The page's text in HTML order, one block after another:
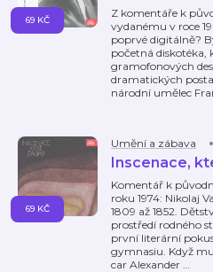
Z komentáře k
vydanému v roce
poprvé digitálně?
početná diskotéka,
gramofonových
dramatických
národní umělec
69 KČ
Umění a zábava
Inscenace,
Komentář k
roku 1974: Nikolaj
1809 až 1852.
prostředí rodného
první literární
gymnasiu. Když
car Alexander …
69 KČ